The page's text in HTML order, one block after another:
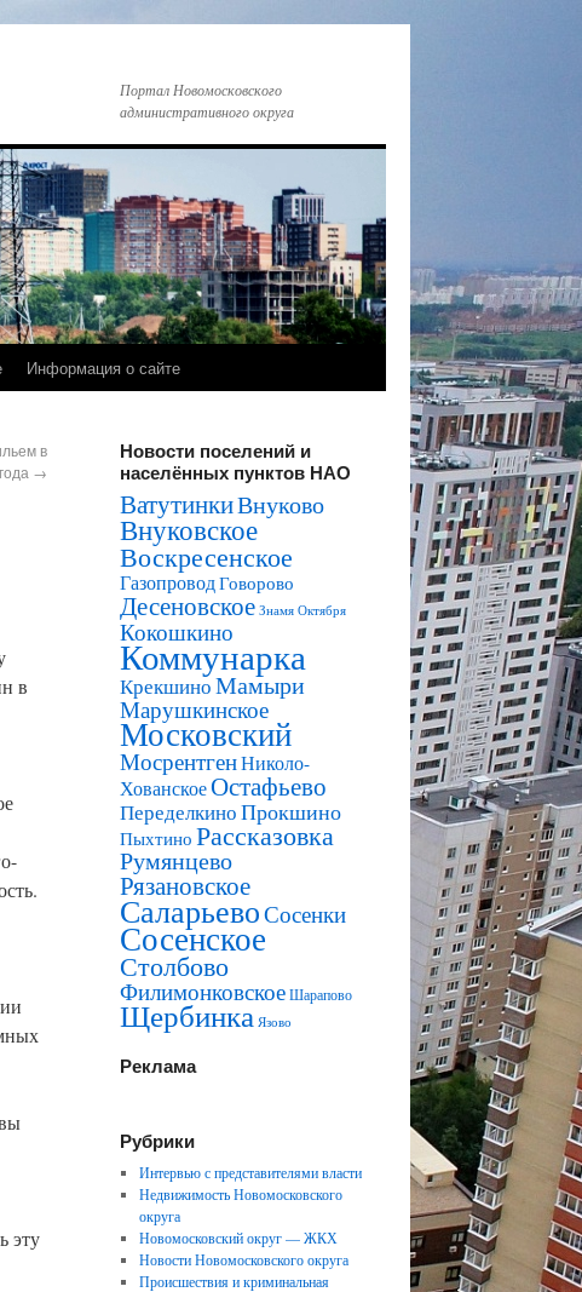
Портал Новомосковского
административного округа
Информация о сайте
в
→
в
эту
Новости поселений и
населённых пунктов НАО
ВатутинкиВнуково
Внуковское
Воскресенское
ГазопроводГоворово
Десеновское Знамя Октября
Кокошкино
Коммунарка
КрекшиноМамыри
Марушкинское
Московский
МосрентгенНиколо-
ХованскоеОстафьево
ПеределкиноПрокшино
Пыхтино Рассказовка
Румянцево
Рязановское
СаларьевоСосенки
Сосенское
Столбово
ФилимонковскоеШарапово
Щербинка Язово
Реклама
Рубрики
Интервью с представителями власти
Недвижимость Новомосковского
округа
Новомосковский округ — ЖКХ
Новости Новомосковского округа
Происшествия и криминальная